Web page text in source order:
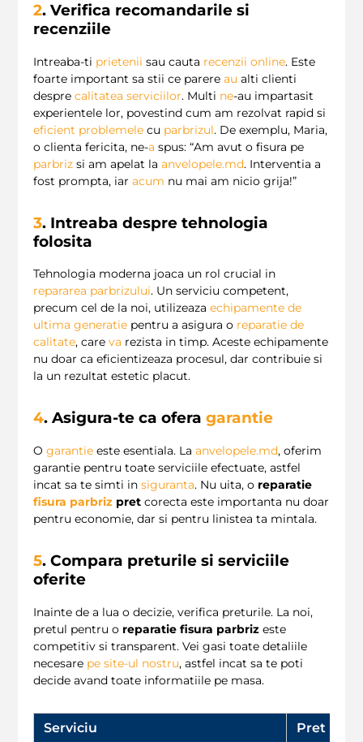
2. Verifica recomandarile si
recenziile
Intreaba-ti prietenii sau cauta recenzii online. Este
foarte important sa stii ce parere au alti clienti
despre calitatea serviciilor. Multi ne-au impartasit
experientele lor, povestind cum am rezolvat rapid si
eficient problemele cu parbrizul. De exemplu, Maria,
o clienta fericita, ne-a spus: “Am avut o fisura pe
parbriz si am apelat la anvelopele.md. Interventia a
fost prompta, iar acum nu mai am nicio grija!”
3. Intreaba despre tehnologia
folosita
Tehnologia moderna joaca un rol crucial in
repararea parbrizului. Un serviciu competent,
precum cel de la noi, utilizeaza echipamente de
ultima generatie pentru a asigura o reparatie de
calitate, care va rezista in timp. Aceste echipamente
nu doar ca eficientizeaza procesul, dar contribuie si
la un rezultat estetic placut.
4. Asigura-te ca ofera garantie
O garantie este esentiala. La anvelopele.md, oferim
garantie pentru toate serviciile efectuate, astfel
incat sa te simti in siguranta. Nu uita, o reparatie
fisura parbriz pret corecta este importanta nu doar
pentru economie, dar si pentru linistea ta mintala.
5. Compara preturile si serviciile
oferite
Inainte de a lua o decizie, verifica preturile. La noi,
pretul pentru o reparatie fisura parbriz este
competitiv si transparent. Vei gasi toate detaliile
necesare pe site-ul nostru, astfel incat sa te poti
decide avand toate informatiile pe masa.
Serviciu Pret (